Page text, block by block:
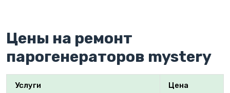
Цены на ремонт
парогенераторов mystery
Услуги Цена